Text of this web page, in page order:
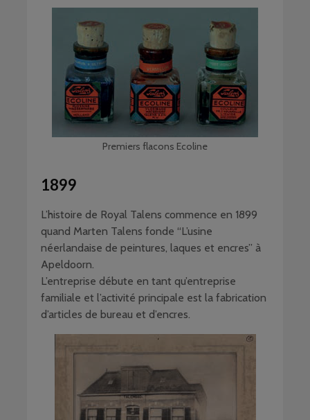
Premiers flacons Ecoline
1899
L’histoire de Royal Talens commence en 1899
quand Marten Talens fonde “L’usine
néerlandaise de peintures, laques et encres” à
Apeldoorn.
L’entreprise débute en tant qu’entreprise
familiale et l’activité principale est la fabrication
d’articles de bureau et d’encres.